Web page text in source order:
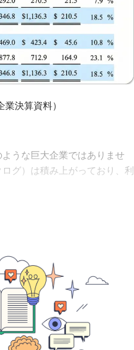
業決算資料）
うな巨大企業ではありませ
グ）は積み上がっており、利